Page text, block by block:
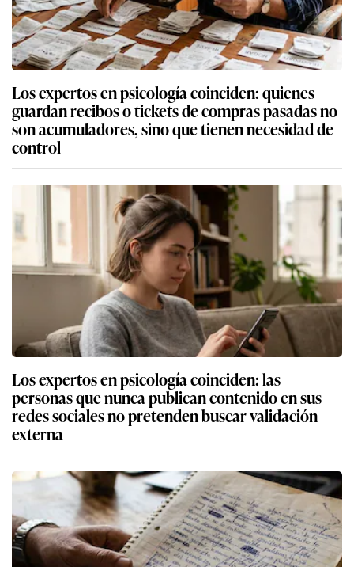
Los expertos en psicología coinciden: quienes
guardan recibos o tickets de compras pasadas no
son acumuladores, sino que tienen necesidad de
control
Los expertos en psicología coinciden: las
personas que nunca publican contenido en sus
redes sociales no pretenden buscar validación
externa